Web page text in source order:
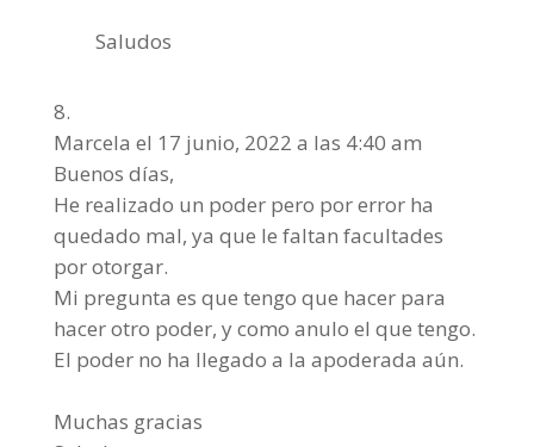
Saludos
Marcela el 17 junio, 2022 a las 4:40 am
Buenos días,
He realizado un poder pero por error ha
quedado mal, ya que le faltan facultades
por otorgar.
Mi pregunta es que tengo que hacer para
hacer otro poder, y como anulo el que tengo.
El poder no ha llegado a la apoderada aún.
Muchas gracias